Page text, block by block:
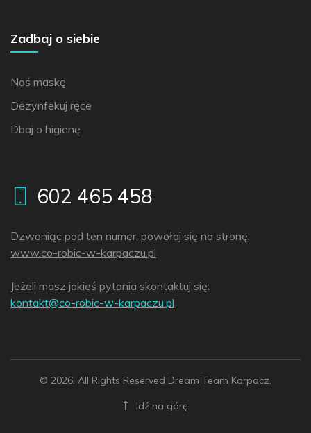
Zadbaj o siebie
Noś maskę
Dezynfekuj ręce
Dbaj o higienę
602 465 458
Dzwoniąc pod ten numer, powołaj się na stronę:
www.co-robic-w-karpaczu.pl
Jeżeli masz jakieś pytania skontaktuj się:
lp.uzcaprak-w-cibor-oc@tkatnok
Idź na górę
© 2026. All Rights Reserved Dream Team Karpacz.